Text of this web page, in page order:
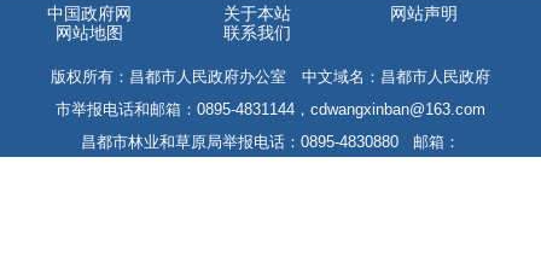
中国政府网 关于本站
网站声明
网站地图
联系我们
版权所有：昌都市人民政府办公室 中文域名：昌都市人民政府
市举报电话和邮箱：0895-4831144，cdwangxinban@163.com
昌都市林业和草原局举报电话：0895-4830880 邮箱：